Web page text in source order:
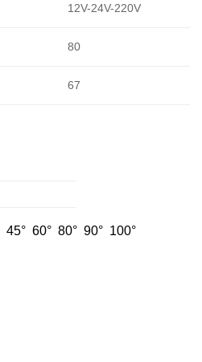
12V-24V-220V
80
67
60° 80° 90° 100°